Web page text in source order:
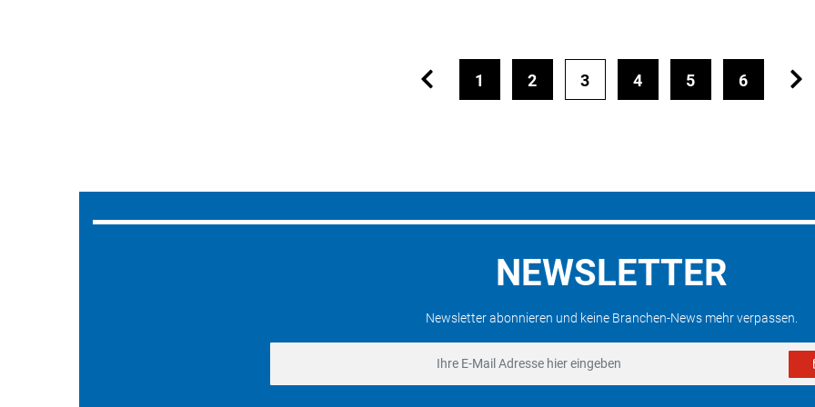
1 2 3 4 5 6
NEWSLETTER
Newsletter abonnieren und keine Branchen-News mehr verpassen.